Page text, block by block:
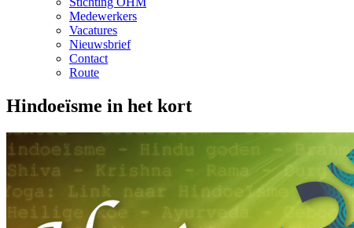
Medewerkers
Vacatures
Nieuwsbrief
Contact
Route
Hindoeïsme in het kort